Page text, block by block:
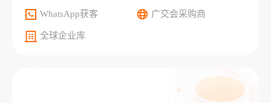
WhatsApp获客 广交会采购商
全球企业库